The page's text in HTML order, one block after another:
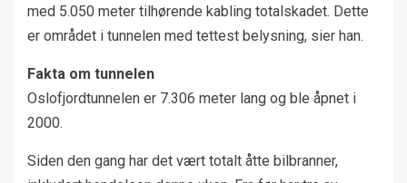
med 5.050 meter tilhørende kabling totalskadet. Dette
er området i tunnelen med tettest belysning, sier han.
Fakta om tunnelen
Oslofjordtunnelen er 7.306 meter lang og ble åpnet i
2000.
Siden den gang har det vært totalt åtte bilbranner,